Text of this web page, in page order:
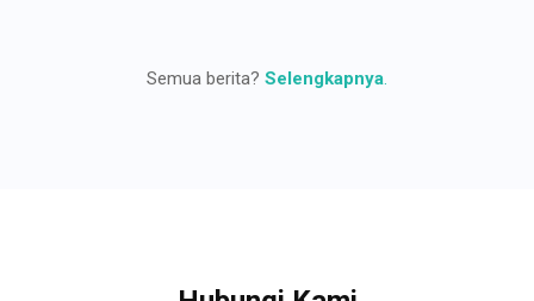
Semua berita? Selengkapnya.